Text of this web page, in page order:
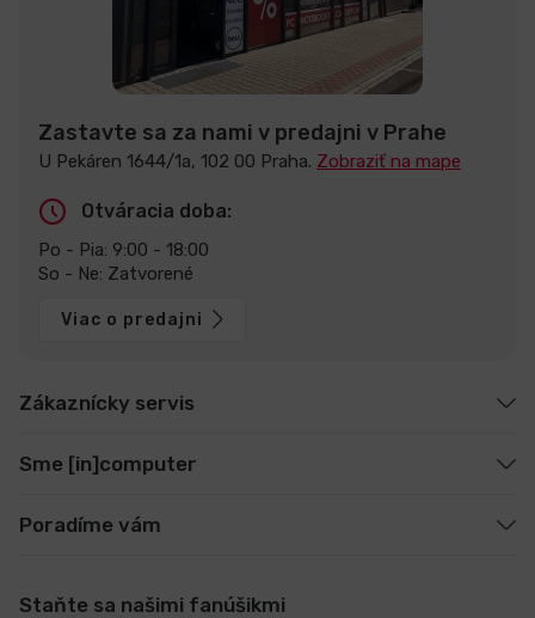
Zastavte sa za nami v predajni v Prahe
U Pekáren 1644/1a, 102 00 Praha. Zobraziť na mape
Otváracia doba:
Po - Pia: 9:00 - 18:00
So - Ne: Zatvorené
Viac o predajni
Zákaznícky servis
Sme [in]computer
Poradíme vám
Staňte sa našimi fanúšikmi